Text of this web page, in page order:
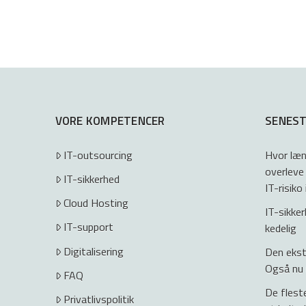
VORE KOMPETENCER
IT-outsourcing
IT-sikkerhed
Cloud Hosting
IT-support
Digitalisering
FAQ
Privatlivspolitik
Hvor
IT-
IT-
kedelig
Den
Også
De